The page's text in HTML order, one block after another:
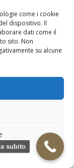
come i cookie
dispositivo. Il
dati come il
sito. Non
su alcune
cloud
subito